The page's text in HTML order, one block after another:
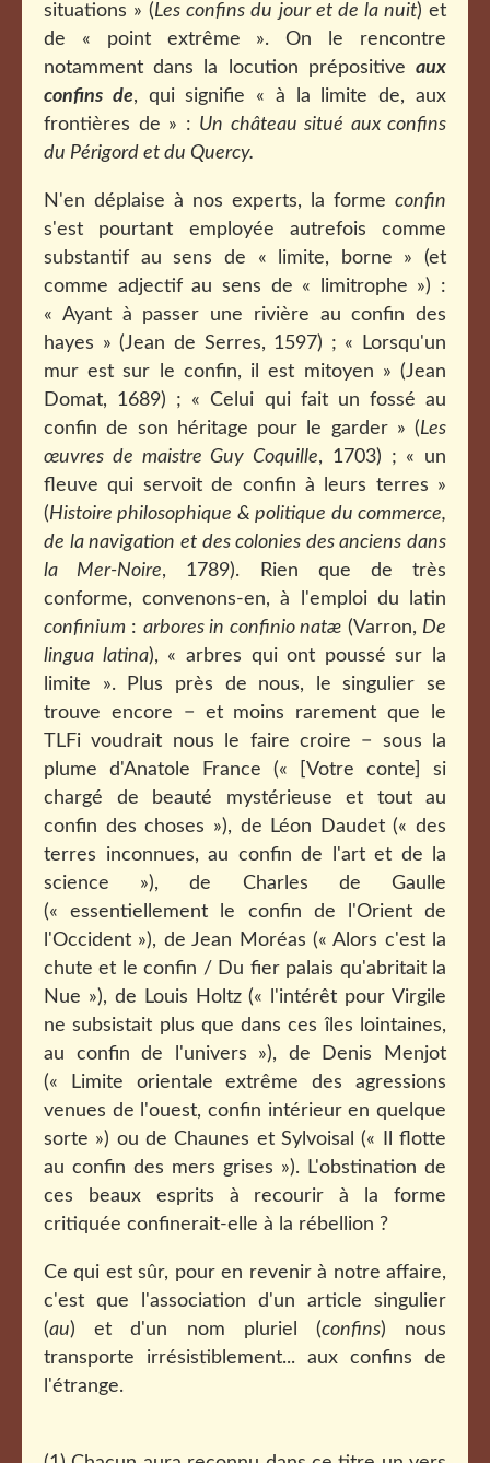
situations » (Les confins du jour et de la nuit) et
de « point extrême ». On le rencontre
notamment dans la locution prépositive aux
confins de, qui signifie « à la limite de, aux
frontières de » : Un château situé aux confins
du Périgord et du Quercy.
N'en déplaise à nos experts, la forme confin
s'est pourtant employée autrefois comme
substantif au sens de « limite, borne » (et
comme adjectif au sens de « limitrophe ») :
« Ayant à passer une rivière au confin des
hayes » (Jean de Serres, 1597) ; « Lorsqu'un
mur est sur le confin, il est mitoyen » (Jean
Domat, 1689) ; «Celui qui fait un fossé au
confin de son héritage pour le garder » (Les
œuvres de maistre Guy Coquille, 1703) ; « un
fleuve qui servoit de confin à leurs terres »
(Histoire philosophique & politique du commerce,
de la navigation et des colonies des anciens dans
la Mer-Noire, 1789). Rien que de très
conforme, convenons-en, à l'emploi du latin
confinium : arbores in confinio natæ (Varron, De
lingua latina), « arbres qui ont poussé sur la
limite ». Plus près de nous, le singulier se
trouve encore − et moins rarement que le
TLFi voudrait nous le faire croire − sous la
plume d'Anatole France (« [Votre conte] si
chargé de beauté mystérieuse et tout au
confin des choses »), de Léon Daudet (« des
terres inconnues, au confin de l'art et de la
science »), de Charles de Gaulle
(« essentiellement le confin de l'Orient de
l'Occident »), de Jean Moréas (« Alors c'est la
chute et le confin / Du fier palais qu'abritait la
Nue »), de Louis Holtz(« l'intérêt pour Virgile
ne subsistait plus que dans ces îles lointaines,
au confin de l'univers »), de Denis Menjot
(« Limite orientale extrême des agressions
venues de l'ouest, confin intérieur en quelque
sorte ») ou de Chaunes et Sylvoisal (« Il flotte
au confin des mers grises »). L'obstination de
ces beaux esprits à recourir à la forme
critiquée confinerait-elle à la rébellion ?
Ce qui est sûr, pour en revenir à notre affaire,
c'est que l'association d'un article singulier
(au) et d'un nom pluriel (confins) nous
transporte irrésistiblement... aux confins de
l'étrange.